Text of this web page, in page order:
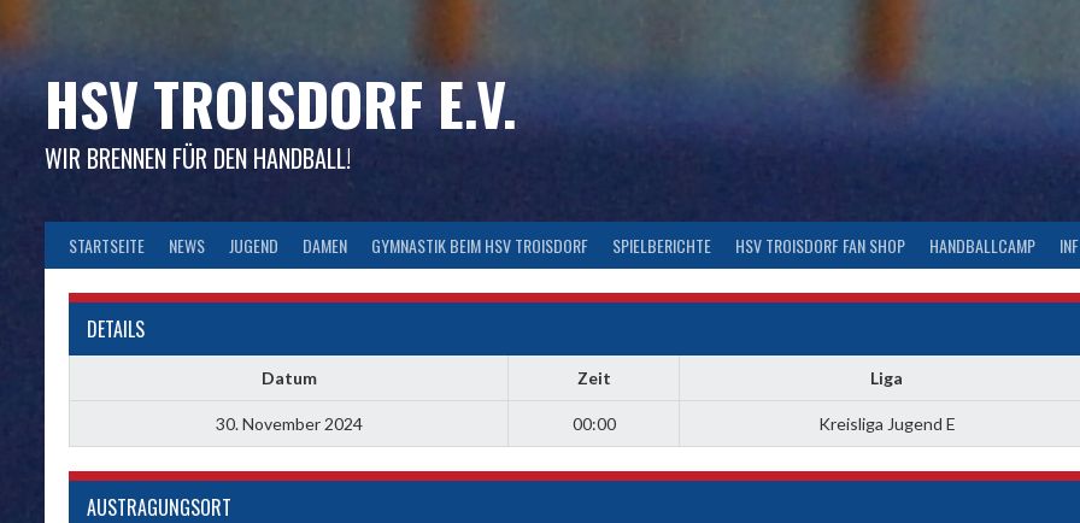
to
HSV TROISDORF E.V.
WIR BRENNEN FÜR DEN HANDBALL!
STARTSEITE NEWS JUGEND DAMEN GYMNASTIK BEIM HSV TROISDORF SPIELBERICHTE HSV TROISDORF FAN SHOP HANDBALLCAMP
DETAILS
Datum Zeit Liga
30. November 2024 00:00 Kreisliga Jugend E
AUSTRAGUNGSORT